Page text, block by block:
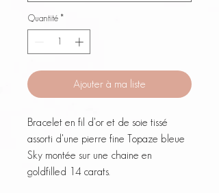
Quantité *
Ajouter à ma liste
Bracelet en fil d'or et de soie tissé
assorti d'une pierre fine Topaze bleue
Sky montée sur une chaine en
goldfilled 14 carats.